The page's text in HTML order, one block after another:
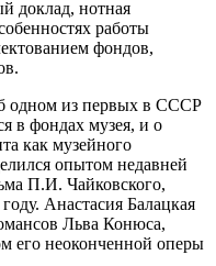
доклад, нотная
работы
фондов,
одном из первых в СССР
в фондах музея, и о
как музейного
опытом недавней
П.И. Чайковского,
Анастасия Балацкая
Льва Конюса,
его неоконченной оперы